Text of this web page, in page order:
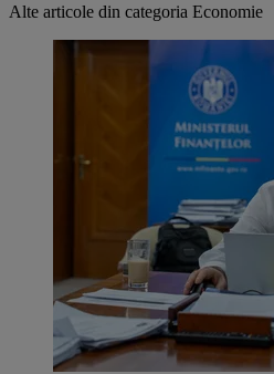
Alte articole din categoria Economie